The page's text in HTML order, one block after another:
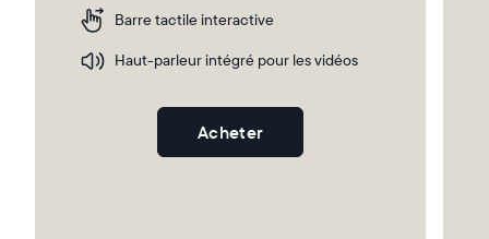
Actuelle
France
Choisissez votre localisation
Barre tactile interactive
Haut-parleur intégré pour les vidéos
Acheter